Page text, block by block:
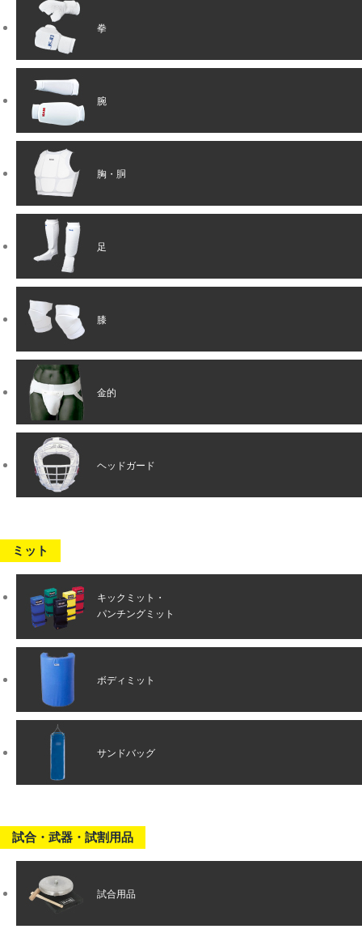
拳
腕
胸・胴
足
膝
金的
ヘッドガード
ミット
キックミット・
パンチングミット
ボディミット
サンドバッグ
試合・武器・試割用品
試合用品